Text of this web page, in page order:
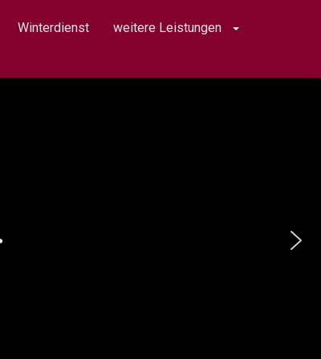
Winterdienst weitere Leistungen